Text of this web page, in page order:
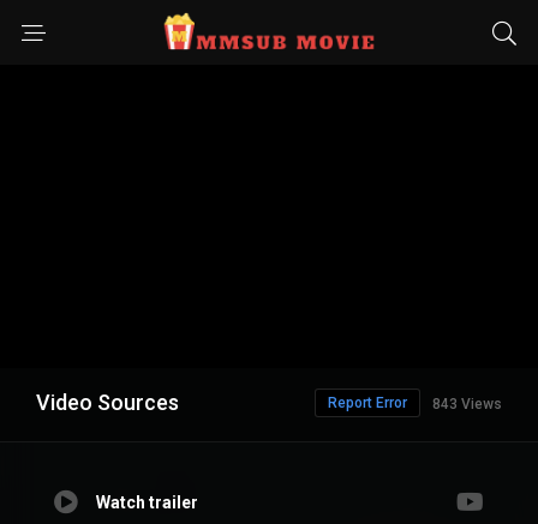
Video Sources 843 Views
Report Error
Watch trailer